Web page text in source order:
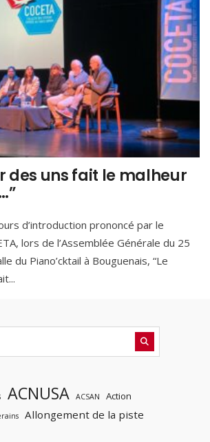
des uns fait le malheur
d’introduction prononcé par le
lors de l’Assemblée Générale du 25
du Piano’cktail à Bouguenais, “Le
...
ACNUSA ACSAN Action
Allongement de la piste